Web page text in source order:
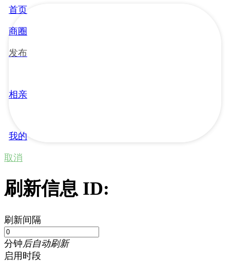
首页
商圈
发布
相亲
我的
取消
刷新信息 ID:
刷新间隔
分钟后自动刷新
启用时段